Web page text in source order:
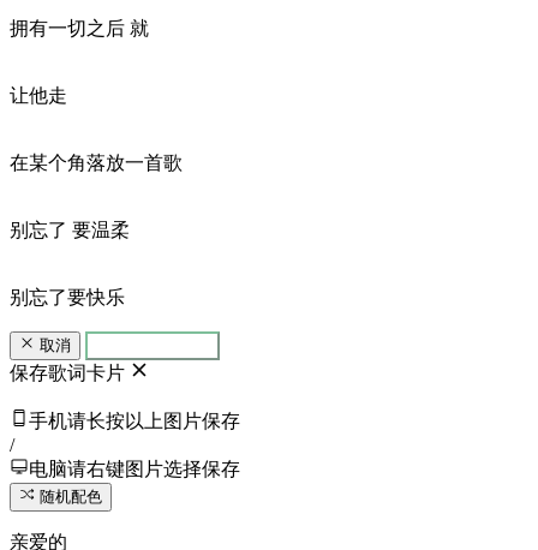
拥有一切之后 就
让他走
在某个角落放一首歌
别忘了 要温柔
别忘了要快乐
取消
保存歌词卡片
手机请长按以上图片保存
/
电脑请右键图片选择保存
随机配色
亲爱的